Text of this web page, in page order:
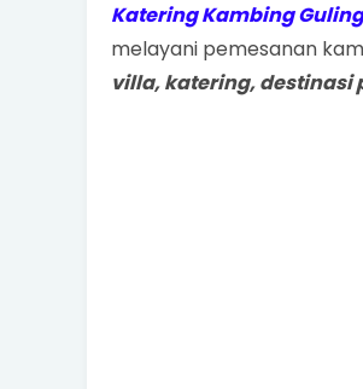
Katering Kambing
melayani pemesanan
villa, katering, destinasi